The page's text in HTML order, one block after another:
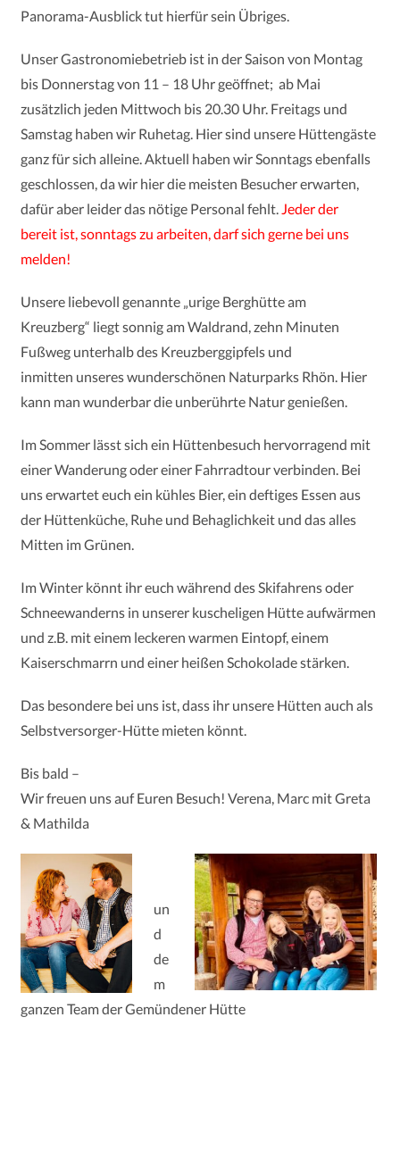
Panorama-Ausblick tut hierfür sein Übriges.
Unser Gastronomiebetrieb ist in der Saison von Montag
bis Donnerstag von 11 – 18 Uhr geöffnet; ab Mai
zusätzlich jeden Mittwoch bis 20.30 Uhr. Freitags und
Samstag haben wir Ruhetag. Hier sind unsere Hüttengäste
ganz für sich alleine.Aktuell haben wir Sonntags ebenfalls
geschlossen, da wir hier die meisten Besucher erwarten,
dafür aber leider das nötige Personal fehlt.Jeder der
bereit ist, sonntags zu arbeiten, darf sich gerne bei uns
melden!
Unsere liebevoll genannte „urige Berghütte am
Kreuzberg“ liegt sonnig amWaldrand, zehn Minuten
Fußweg unterhalb des Kreuzberggipfels und
inmitten unseres wunderschönen Naturparks Rhön. Hier
kann manwunderbar die unberührte Natur genießen.
Im Sommer lässt sich ein Hüttenbesuch hervorragend mit
einer Wanderung oder einer Fahrradtour verbinden. Bei
uns erwartet euch ein kühles Bier, ein deftiges Essen aus
der Hüttenküche, Ruhe und Behaglichkeit und das alles
Mitten im Grünen.
Im Winter könnt ihr euch während des Skifahrens oder
Schneewanderns in unserer kuscheligen Hütte aufwärmen
und z.B. mit einem leckeren warmen Eintopf, einem
Kaiserschmarrn und einer heißen Schokolade stärken.
Das besondere bei uns ist, dass ihr unsere Hütten auch als
Selbstversorger-Hütte mieten könnt.
Bis bald –
Wir freuen uns auf Euren Besuch! Verena, Marc mit Greta
& Mathilda
un
d
de
m
ganzen Team der Gemündener Hütte